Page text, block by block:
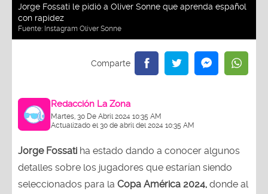
Jorge Fossati le pidió a Oliver Sonne que aprenda español
con rapidez
Fuente: Instagram Oliver Sonne
Redacción La Zona
Martes, 30 De Abril 2024 10:35 AM
Actualizado el 30 de abril del 2024 10:35 AM
Jorge Fossati ha estado dando a conocer algunos
detalles sobre los jugadores que estarían siendo
seleccionados para la Copa América 2024, donde al